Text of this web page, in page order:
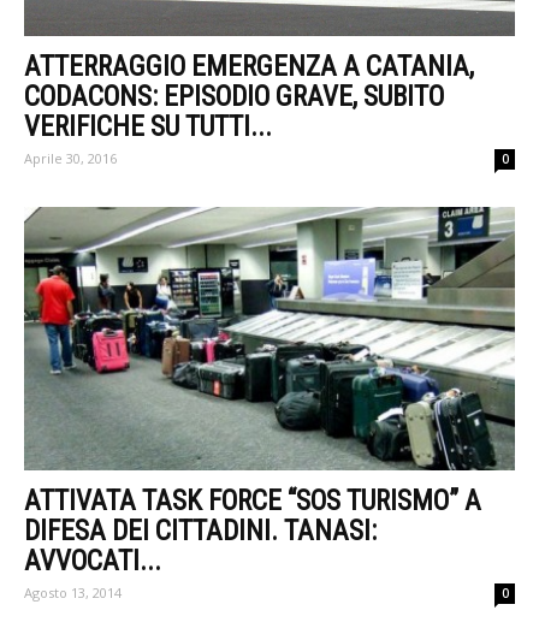
ATTERRAGGIO EMERGENZA A CATANIA,
CODACONS: EPISODIO GRAVE, SUBITO
VERIFICHE SU TUTTI...
Aprile 30, 2016 0
ATTIVATA TASK FORCE “SOS TURISMO” A
DIFESA DEI CITTADINI. TANASI:
AVVOCATI...
Agosto 13, 2014 0